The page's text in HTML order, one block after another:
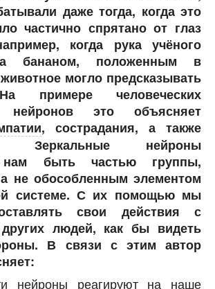
даже тогда, когда это
частично спрятано от глаз
когда рука учёного
бананом, положенным в
могло предсказывать
примере человеческих
нейронов это объясняет
, сострадания, а также
Зеркальные нейроны
нам быть частью группы,
не обособленным элементом
системе. С их помощью мы
свои действия с
людей, как бы видеть
В связи с этим автор
нейроны реагируют на наше